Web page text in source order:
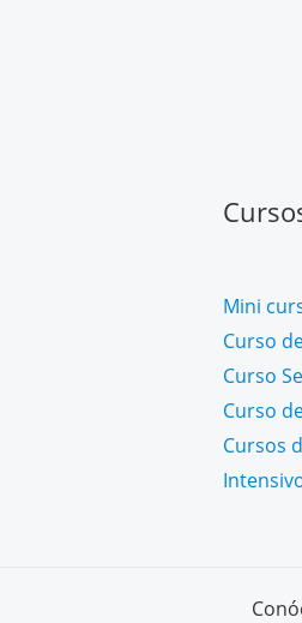
Mini
Curso
Curso
Curso
Cursos